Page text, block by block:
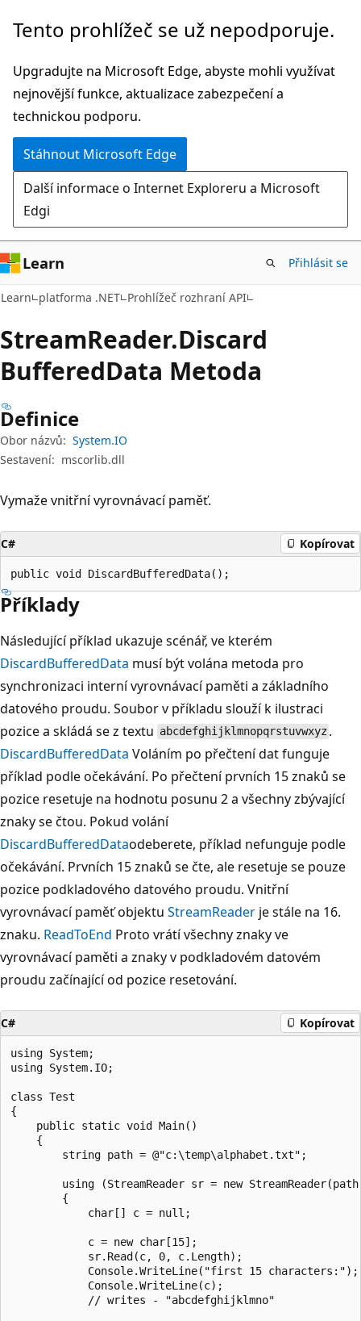
Přeskočit
hlavní
obsah
Přeskočit
navigaci
na
stránce
Tento prohlížeč se už nepodporuje.
Upgradujte na Microsoft Edge, abyste mohli využívat
nejnovější funkce, aktualizace zabezpečení a
technickou podporu.
Stáhnout Microsoft Edge
Další informace o Internet Exploreru a Microsoft
Edgi
Learn Přihlásit se
Learn platforma .NET Prohlížeč rozhraní API
StreamReader.Discard
BufferedData Metoda
Definice
Obor názvů: System.IO
Sestavení: mscorlib.dll
Vymaže vnitřní vyrovnávací paměť.
C# Kopírovat
public void DiscardBufferedData();
Příklady
Následující příklad ukazuje scénář, ve kterém
DiscardBufferedData musí být volána metoda pro
synchronizaci interní vyrovnávací paměti a základního
datového proudu. Soubor v příkladu slouží k ilustraci
pozice a skládá se z textu abcdefghijklmnopqrstuvwxyz .
DiscardBufferedData Voláním po přečtení dat funguje
příklad podle očekávání. Po přečtení prvních 15 znaků se
pozice resetuje na hodnotu posunu 2 a všechny zbývající
znaky se čtou. Pokud volání
DiscardBufferedDataodeberete, příklad nefunguje podle
očekávání. Prvních 15 znaků se čte, ale resetuje se pouze
pozice podkladového datového proudu. Vnitřní
vyrovnávací paměť objektu StreamReader je stále na 16.
znaku. ReadToEnd Proto vrátí všechny znaky ve
vyrovnávací paměti a znaky v podkladovém datovém
proudu začínající od pozice resetování.
C# Kopírovat
using System;
using System.IO;
class Test
{
    public static void Main()
    {
        string path = @"c:\temp\alphabet.txt";
using (StreamReader sr = new
        {
            char[] c = null;
            c = new char[15];
            sr.Read(c, 0, c.Length);
            Console.WriteLine("first 15 characters:");
            Console.WriteLine(c);
            // writes - "abcdefghijklmno"